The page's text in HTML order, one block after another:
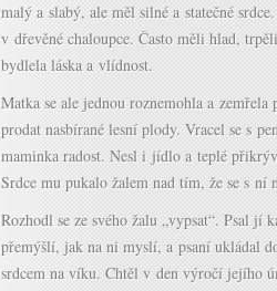
malý a slabý, ale měl silné a statečné
v dřevěné chaloupce. Často měli hlad,
bydlela láska a vlídnost.
Matka se ale jednou roznemohla a
prodat nasbírané lesní plody. Vracel se s
maminka radost. Nesl i jídlo a teplé
Srdce mu pukalo žalem nad tím, že se s ní
Rozhodl se ze svého žalu „vypsat“. Psal jí
přemýšlí, jak na ni myslí, a psaní ukládal
srdcem na víku. Chtěl v den výročí jejího